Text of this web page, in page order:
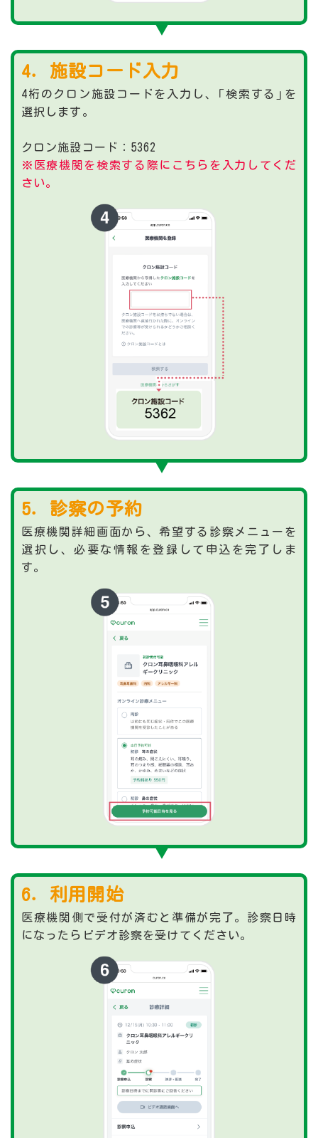
4．施設コード入力
4桁のクロン施設コードを入力し、「検索する」を
選択します。
クロン施設コード：5362
※医療機関を検索する際にこちらを入力してくだ
さい。
5．診察の予約
医療機関詳細画面から、希望する診察メニューを
選択し、必要な情報を登録して申込を完了しま
す。
6．利用開始
医療機関側で受付が済むと準備が完了。診察日時
になったらビデオ診察を受けてください。